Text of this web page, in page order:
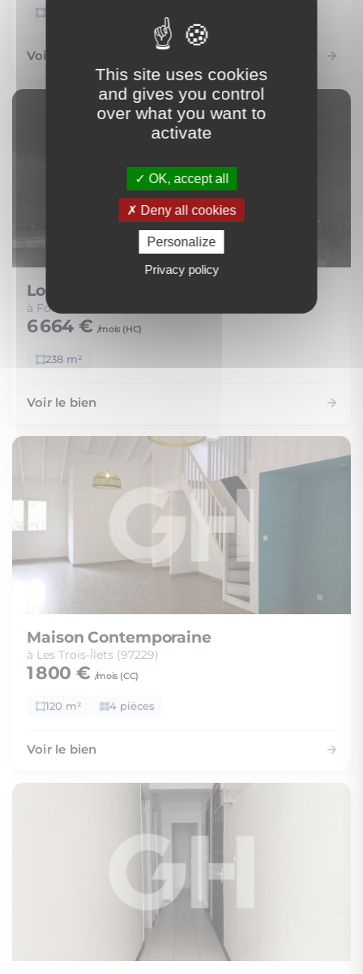
Voir le bien
Local Commercial
à Fort-de-France (97200)
6 664 € /mois (HC)
238 m²
Voir le bien
Maison Contemporaine
à Les Trois-Îlets (97229)
1 800 € /mois (CC)
120 m² 4 pièces
Voir le bien
This site uses cookies
and gives you control
over what you want to
activate
OK, accept all
Deny all cookies
Personalize
Privacy policy